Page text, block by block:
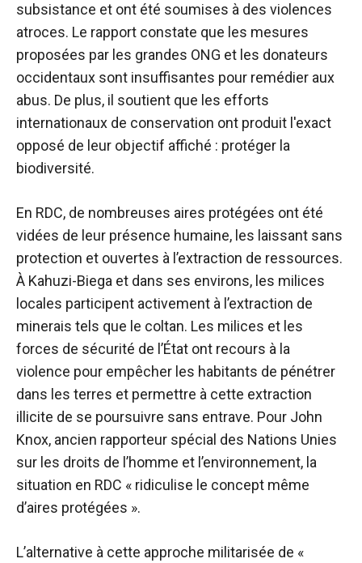
subsistance et ont été soumises à des violences
atroces. Le rapport constate que les mesures
proposées par les grandes ONG et les donateurs
occidentaux sont insuffisantes pour remédier aux
abus. De plus, il soutient que les efforts
internationaux de conservation ont produit l'exact
opposé de leur objectif affiché : protéger la
biodiversité.
En RDC, de nombreuses aires protégées ont été
vidées de leur présence humaine, les laissant sans
protection et ouvertes à l’extraction de ressources.
À Kahuzi-Biega et dans ses environs, les milices
locales participent activement à l’extraction de
minerais tels que le coltan. Les milices et les
forces de sécurité de l’État ont recours à la
violence pour empêcher les habitants de pénétrer
dans les terres et permettre à cette extraction
illicite de se poursuivre sans entrave. Pour John
Knox, ancien rapporteur spécial des Nations Unies
sur les droits de l’homme et l’environnement, la
situation en RDC « ridiculise le concept même
d’aires protégées ».
L’alternative à cette approche militarisée de «